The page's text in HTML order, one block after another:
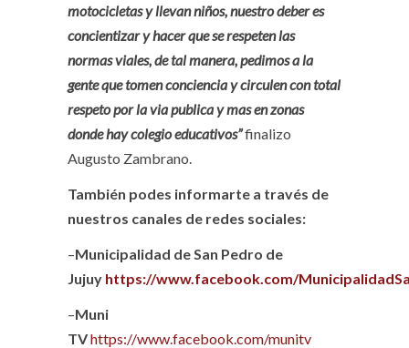
motocicletas y llevan niños, nuestro deber es
concientizar y hacer que se respeten las
normas viales, de tal manera, pedimos a la
gente que tomen conciencia y circulen con total
respeto por la via publica y mas en zonas
donde hay colegio educativos”finalizo
Augusto Zambrano.
También podes informarte a través de
nuestros canales de redes sociales:
–Municipalidad de San Pedro de
Jujuy https://www.facebook.com/
–Muni
TVhttps://www.facebook.com/munitv